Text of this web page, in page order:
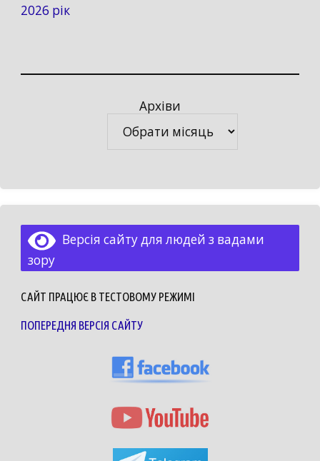
2026 рік
Архіви
Версія сайту для людей з вадами
зору
САЙТ ПРАЦЮЄ В ТЕСТОВОМУ РЕЖИМІ
ПОПЕРЕДНЯ ВЕРСІЯ САЙТУ